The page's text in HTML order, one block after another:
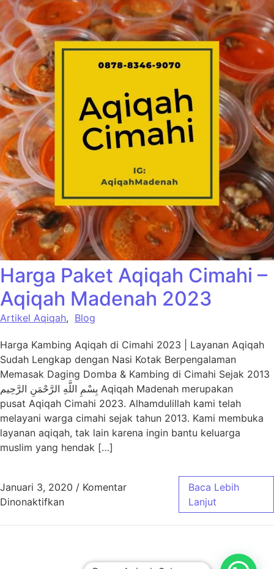
Harga Paket Aqiqah Cimahi –
Aqiqah Madenah 2023
Artikel Aqiqah, Blog
Harga Kambing Aqiqah di Cimahi 2023 | Layanan Aqiqah
Sudah Lengkap dengan Nasi Kotak Berpengalaman
Memasak Daging Domba & Kambing di Cimahi Sejak 2013
بِسْمِ اللَّهِ الرَّحْمَنِ الرَّحِيم Aqiqah Madenah merupakan
pusat Aqiqah Cimahi 2023. Alhamdulillah kami telah
melayani warga cimahi sejak tahun 2013. Kami membuka
layanan aqiqah, tak lain karena ingin bantu keluarga
muslim yang hendak […]
Januari 3, 2020 / Komentar
Dinonaktifkanpada Harga Paket Aqiqah Cimahi – Aqiqah
Baca Lebih
Lanjut